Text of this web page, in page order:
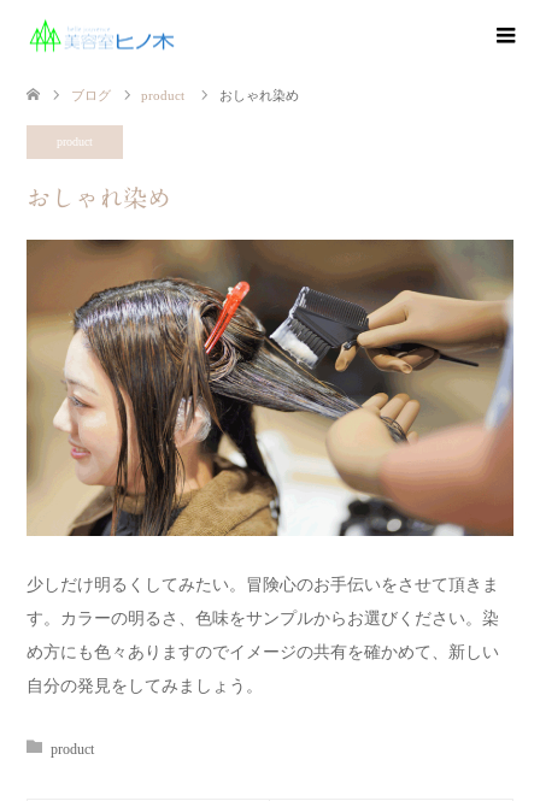
ブログ product おしゃれ染め
product
おしゃれ染め
少しだけ明るくしてみたい。冒険心のお手伝いをさせて頂きま
す。カラーの明るさ、色味をサンプルからお選びください。染
め方にも色々ありますのでイメージの共有を確かめて、新しい
自分の発見をしてみましょう。
product